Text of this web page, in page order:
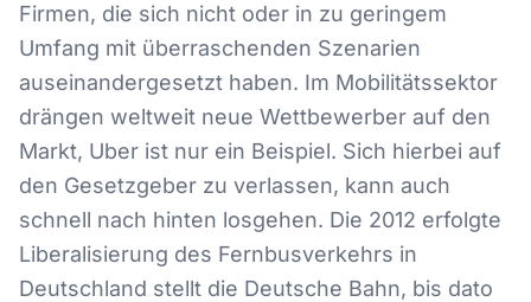
Firmen, die sich nicht oder in zu geringem
Umfang mit überraschenden Szenarien
auseinandergesetzt haben. Im Mobilitätssektor
drängen weltweit neue Wettbewerber auf den
Markt, Uber ist nur ein Beispiel. Sich hierbei auf
den Gesetzgeber zu verlassen, kann auch
schnell nach hinten losgehen. Die 2012 erfolgte
Liberalisierung des Fernbusverkehrs in
Deutschland stellt die Deutsche Bahn, bis dato